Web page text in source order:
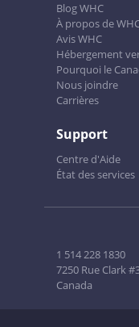
Blog WHC
À propos de
Avis WHC
Hébergement
Pourquoi le
Nous joindre
Carrières
Support
Centre d'Aide
État des services
1 514 228 1830
7250 Rue Clark
Canada